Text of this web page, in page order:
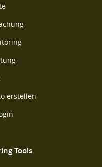
erstellen
Tools